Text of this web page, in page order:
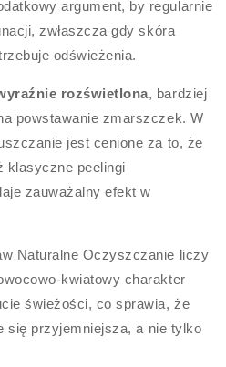
argument, by regularnie
zwłaszcza gdy skóra
odświeżenia.
rozświetlona, bardziej
powstawanie zmarszczek. W
jest cenione za to, że
klasyczne peelingi
zauważalny efekt w
Naturalne Oczyszczanie liczy
kwiatowy charakter
świeżości, co sprawia, że
się przyjemniejsza, a nie tylko